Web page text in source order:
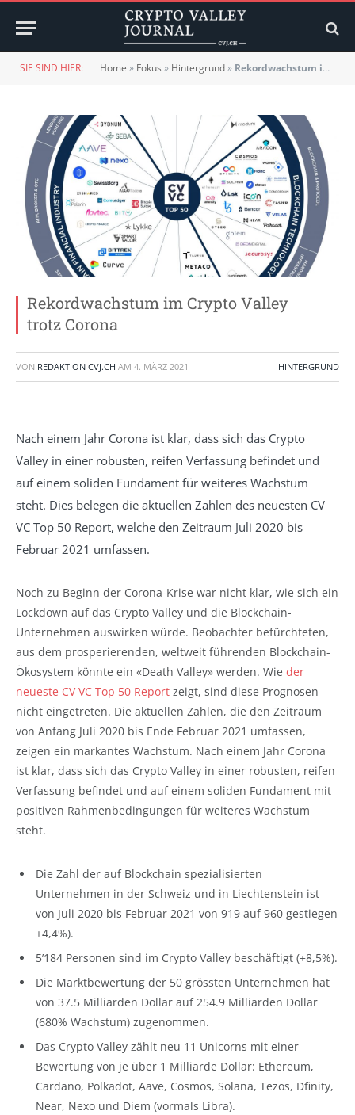
SIE SIND HIER: Home » Fokus » Hintergrund» Rekordwachstum im Crypto Valley trotz Corona
Rekordwachstum im Crypto Valley
trotz Corona
VON REDAKTION CVJ.CH AM 4. MÄRZ 2021 HINTERGRUND
Nach einem Jahr Corona ist klar, dass sich das Crypto
Valley in einer robusten, reifen Verfassung befindet und
auf einem soliden Fundament für weiteres Wachstum
steht. Dies belegen die aktuellen Zahlen des neuesten CV
VC Top 50 Report, welche den Zeitraum Juli 2020 bis
Februar 2021 umfassen.
Noch zu Beginn der Corona-Krise war nicht klar, wie sich ein
Lockdown auf das Crypto Valley und die Blockchain-
Unternehmen auswirken würde. Beobachter befürchteten,
aus dem prosperierenden, weltweit führenden Blockchain-
Ökosystem könnte ein «Death Valley» werden. Wie der
neueste CV VC Top 50 Report zeigt, sind diese Prognosen
nicht eingetreten. Die aktuellen Zahlen, die den Zeitraum
von Anfang Juli 2020 bis Ende Februar 2021 umfassen,
zeigen ein markantes Wachstum. Nach einem Jahr Corona
ist klar, dass sich das Crypto Valley in einer robusten, reifen
Verfassung befindet und auf einem soliden Fundament mit
positiven Rahmenbedingungen für weiteres Wachstum
steht.
Die Zahl der auf Blockchain spezialisierten
Unternehmen in der Schweiz und in Liechtenstein ist
von Juli 2020 bis Februar 2021 von 919 auf 960 gestiegen
+4,4%).
5’184 Personen sind im Crypto Valley beschäftigt (+8,5%).
Die Marktbewertung der 50 grössten Unternehmen hat
von 37.5 Milliarden Dollar auf 254.9 Milliarden Dollar
(680% Wachstum) zugenommen.
Das Crypto Valley zählt neu 11 Unicorns mit einer
Bewertung von je über 1 Milliarde Dollar: Ethereum,
Cardano, Polkadot, Aave, Cosmos, Solana, Tezos, Dfinity,
Near, Nexo und Diem (vormals Libra).